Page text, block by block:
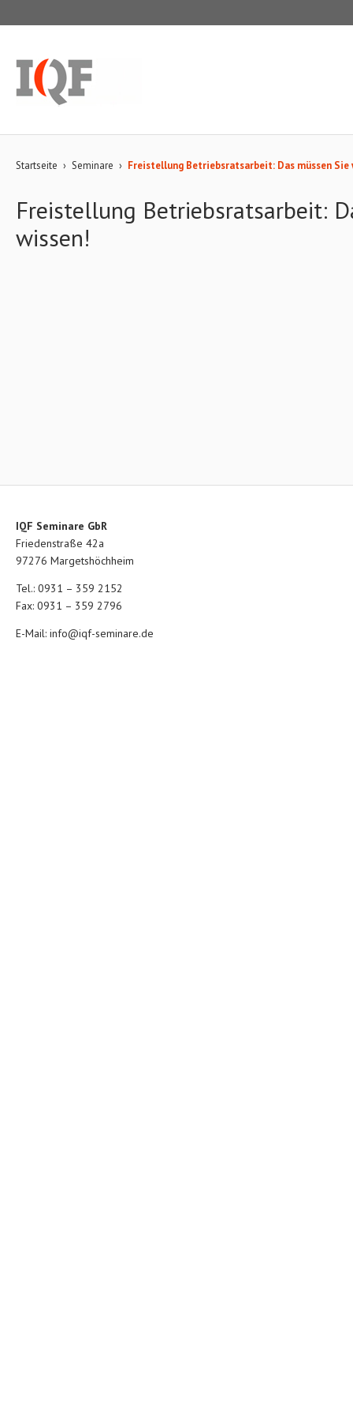
Startseite › Seminare › Freistellung Betriebsratsarbeit: Das müssen Sie
Freistellung Betriebsratsarbeit:
wissen!
IQF Seminare GbR
Friedenstraße 42a
97276 Margetshöchheim
Tel.: 0931 – 359 2152
Fax: 0931 – 359 2796
E-Mail: info@iqf-seminare.de